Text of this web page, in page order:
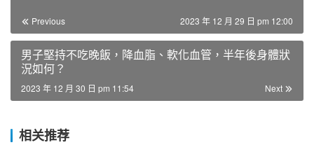
Previous 2023 年 12 月 29 日 pm 12:00
男子堅持不吃晚飯，降血脂、軟化血管，半年後身體狀
況如何？
Next
2023 年 12 月 30 日 pm 11:54
相关推荐